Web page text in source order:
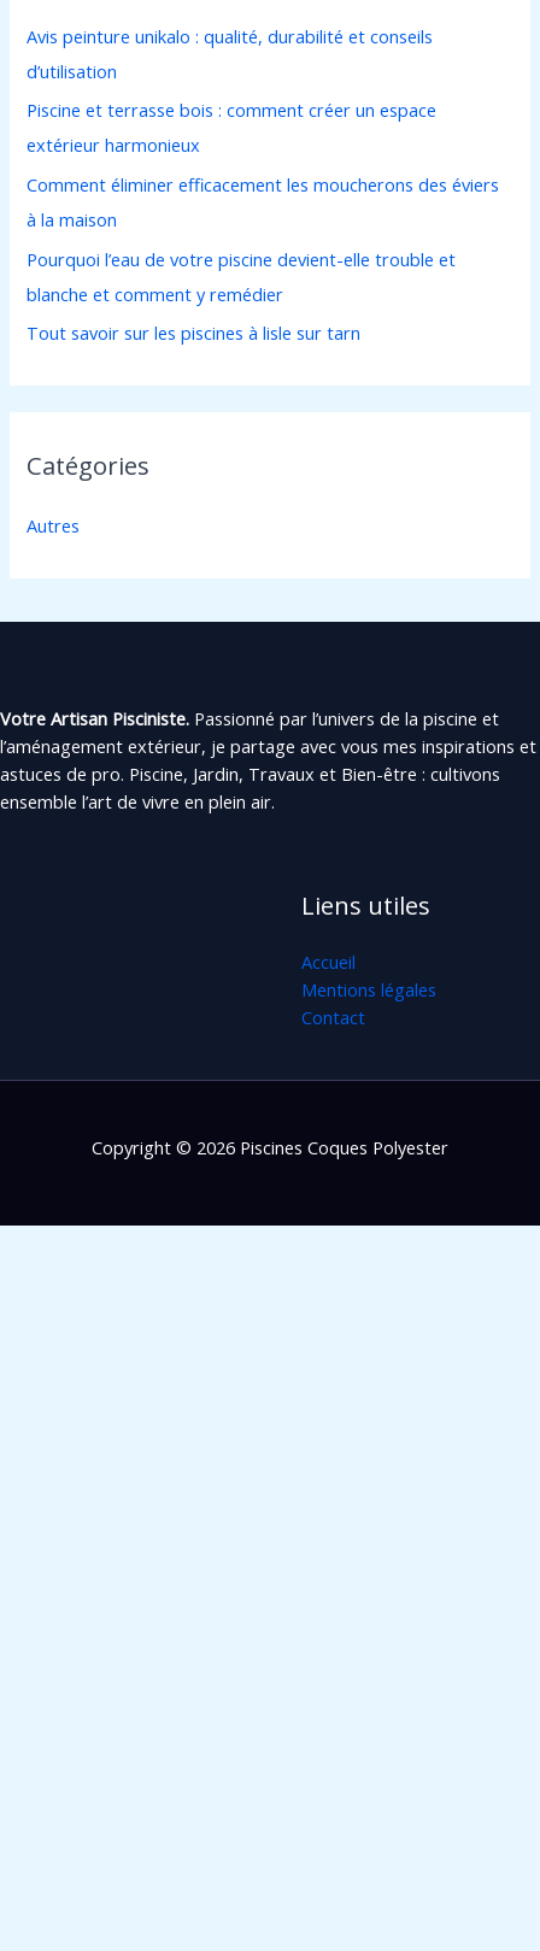
c
h
e
r
:
Avis peinture unikalo : qualité, durabilité et conseils
d’utilisation
Piscine et terrasse bois : comment créer un espace
extérieur harmonieux
Comment éliminer efficacement les moucherons des éviers
à la maison
Pourquoi l’eau de votre piscine devient-elle trouble et
blanche et comment y remédier
Tout savoir sur les piscines à lisle sur tarn
Catégories
Autres
Votre Artisan Pisciniste. Passionné par l’univers de la piscine et
l’aménagement extérieur, je partage avec vous mes inspirations et
astuces de pro. Piscine, Jardin, Travaux et Bien-être : cultivons
ensemble l’art de vivre en plein air.
Liens utiles
Accueil
Mentions légales
Contact
Copyright © 2026 Piscines Coques Polyester